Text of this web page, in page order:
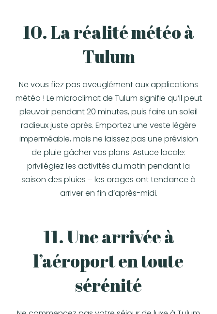
10. La réalité météo à
Tulum
Ne vous fiez pas aveuglément aux applications
météo ! Le microclimat de Tulum signifie qu’il peut
pleuvoir pendant 20 minutes, puis faire un soleil
radieux juste après. Emportez une veste légère
imperméable, mais ne laissez pas une prévision
de pluie gâcher vos plans. Astuce locale:
privilégiez les activités du matin pendant la
saison des pluies – les orages ont tendance à
arriver en fin d’après-midi.
11. Une arrivée à
l’aéroport en toute
sérénité